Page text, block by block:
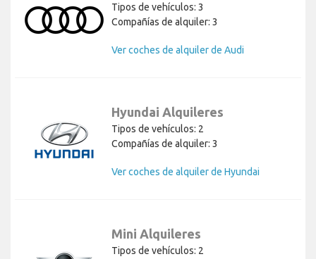
Tipos de vehículos: 3
Compañías de alquiler: 3
Ver coches de alquiler de Audi
Hyundai Alquileres
Tipos de vehículos: 2
Compañías de alquiler: 3
Ver coches de alquiler de Hyundai
Mini Alquileres
Tipos de vehículos: 2